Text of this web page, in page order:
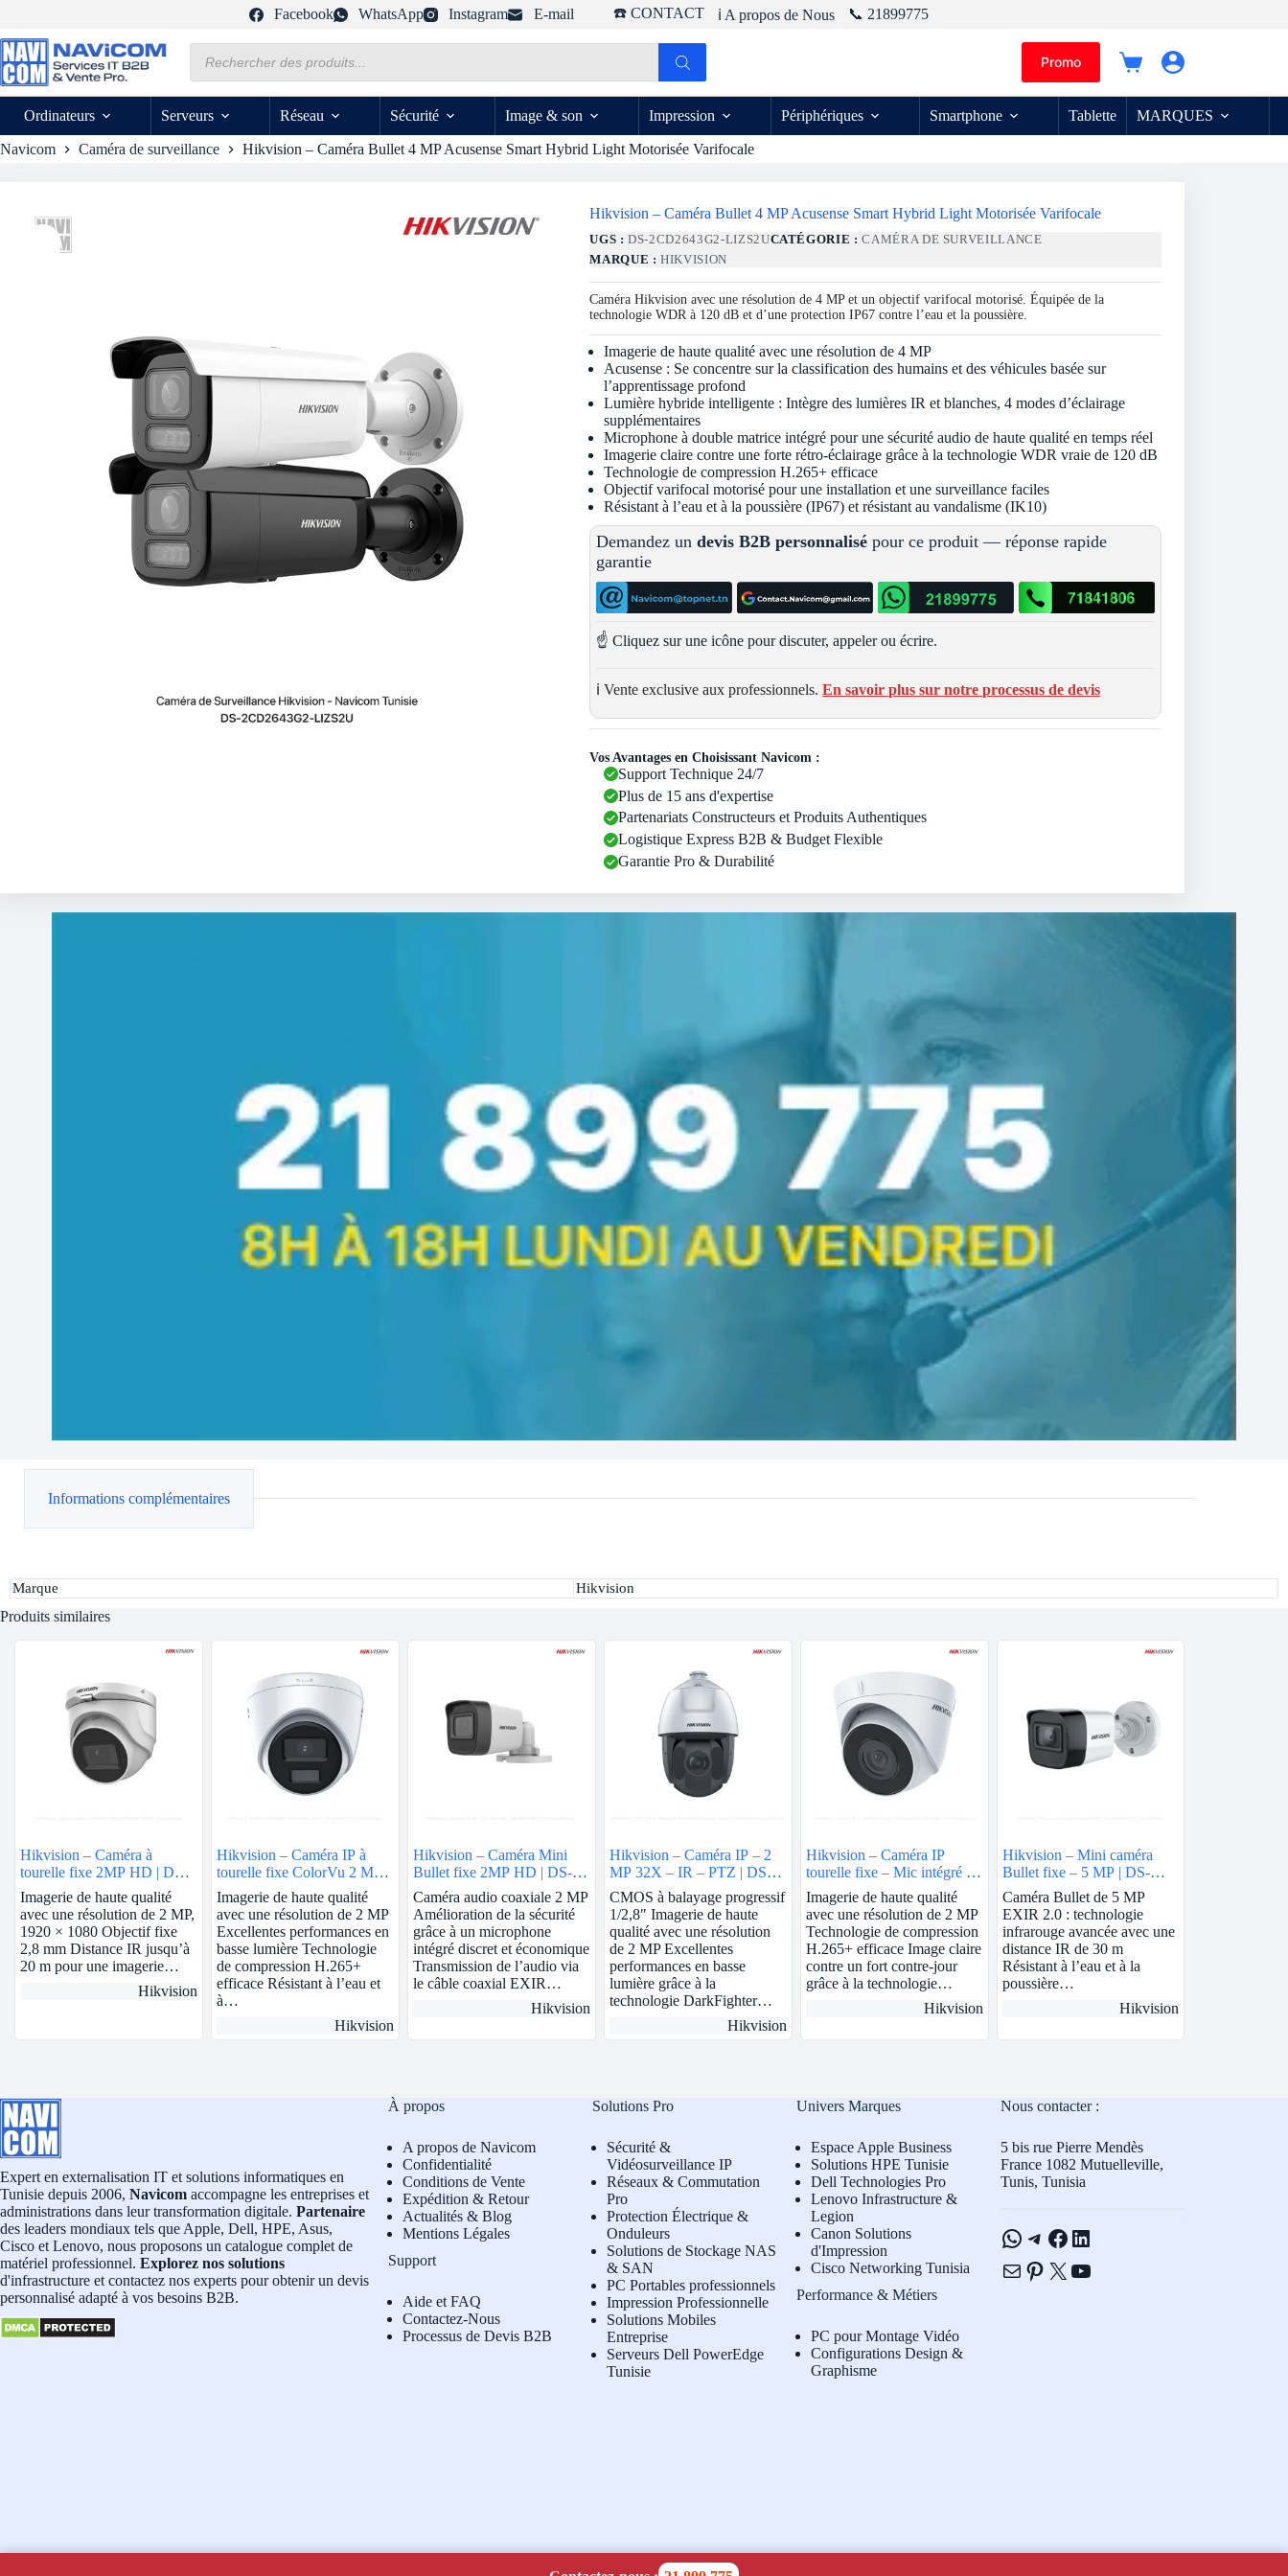
contenu
Facebook WhatsApp Instagram E-mail ☎️ CONTACT ℹ️ A propos de Nous 📞 21899775
produits
Promo
Panier
Ordinateurs
Serveurs Réseau Sécurité Image & son Impression Périphériques Smartphone Tablette MARQUES
Navicom Caméra de surveillance Hikvision – Caméra Bullet 4 MP Acusense Smart Hybrid Light Motorisée Varifocale
Hikvision – Caméra Bullet 4 MP Acusense Smart Hybrid Light Motorisée Varifocale
UGS :DS-2CD2643G2-LIZS2UCATÉGORIE :CAMÉRA DE SURVEILLANCE
MARQUE :HIKVISION
Caméra Hikvision avec une résolution de 4 MP et un objectif varifocal motorisé. Équipée de la
technologie WDR à 120 dB et d’une protection IP67 contre l’eau et la poussière.
Imagerie de haute qualité avec une résolution de 4 MP
Acusense : Se concentre sur la classification des humains et des véhicules basée sur
l’apprentissage profond
Lumière hybride intelligente : Intègre des lumières IR et blanches, 4 modes d’éclairage
supplémentaires
Microphone à double matrice intégré pour une sécurité audio de haute qualité en temps réel
Imagerie claire contre une forte rétro-éclairage grâce à la technologie WDR vraie de 120 dB
Technologie de compression H.265+ efficace
Objectif varifocal motorisé pour une installation et une surveillance faciles
Résistant à l’eau et à la poussière (IP67) et résistant au vandalisme (IK10)
Demandez undevis B2B personnalisé pour ce produit — réponse rapide
garantie
☝️ Cliquez sur une icône pour discuter, appeler ou écrire.
ℹ️ Vente exclusive aux professionnels.En savoir plus sur notre processus de devis
Vos Avantages en Choisissant Navicom :
Support Technique 24/7
Plus de 15 ans d'expertise
Partenariats Constructeurs et Produits Authentiques
Logistique Express B2B & Budget Flexible
Garantie Pro & Durabilité
Informations complémentaires
Marque Hikvision
Produits similaires
Hikvision – Caméra à
tourelle fixe 2MP HD | DS-
2CE76D0T-EXIMF
Imagerie de haute qualité
avec une résolution de 2 MP,
1920 × 1080 Objectif fixe
2,8 mm Distance IR jusqu’à
20 m pour une imagerie…
Hikvision
Hikvision – Caméra IP à
tourelle fixe ColorVu 2 MP |
2.8mm | DS-2CD1327G0-L
Imagerie de haute qualité
avec une résolution de 2 MP
Excellentes performances en
basse lumière Technologie
de compression H.265+
efficace Résistant à l’eau et
à…
Hikvision
Hikvision – Caméra Mini
Bullet fixe 2MP HD | DS-
2CE16D0T-ITF
Caméra audio coaxiale 2 MP
Amélioration de la sécurité
grâce à un microphone
intégré discret et économique
Transmission de l’audio via
le câble coaxial EXIR…
Hikvision
Hikvision – Caméra IP – 2
MP 32X – IR – PTZ | DS-
2DE5232IW-AE
CMOS à balayage progressif
1/2,8″ Imagerie de haute
qualité avec une résolution
de 2 MP Excellentes
performances en basse
lumière grâce à la
technologie DarkFighter…
Hikvision
Hikvision – Caméra IP
tourelle fixe – Mic intégré | 2
MP | 2.8mm | DS-
2CD1323G0-IUF
Imagerie de haute qualité
avec une résolution de 2 MP
Technologie de compression
H.265+ efficace Image claire
contre un fort contre-jour
grâce à la technologie…
Hikvision
Hikvision – Mini caméra
Bullet fixe – 5 MP | DS-
2CE16H0T-ITF
Caméra Bullet de 5 MP
EXIR 2.0 : technologie
infrarouge avancée avec une
distance IR de 30 m
Résistant à l’eau et à la
poussière…
Hikvision
Expert en externalisation IT et solutions informatiques en
Tunisie depuis 2006, Navicom accompagne les entreprises et
administrations dans leur transformation digitale. Partenaire
des leaders mondiaux tels que Apple, Dell, HPE, Asus,
Cisco et Lenovo, nous proposons un catalogue complet de
matériel professionnel. Explorez nos solutions
d'infrastructure et contactez nos experts pour obtenir un devis
personnalisé adapté à vos besoins B2B.
À propos
A propos de Navicom
Confidentialité
Conditions de Vente
Expédition & Retour
Actualités & Blog
Mentions Légales
Support
Aide et FAQ
Contactez-Nous
Processus de Devis B2B
Solutions Pro
Sécurité &
Vidéosurveillance IP
Réseaux & Commutation
Pro
Protection Électrique &
Onduleurs
Solutions de Stockage NAS
& SAN
PC Portables professionnels
Impression Professionnelle
Solutions Mobiles
Entreprise
Serveurs Dell PowerEdge
Tunisie
Univers Marques
Espace Apple Business
Solutions HPE Tunisie
Dell Technologies Pro
Lenovo Infrastructure &
Legion
Canon Solutions
d'Impression
Cisco Networking Tunisia
Performance & Métiers
PC pour Montage Vidéo
Configurations Design &
Graphisme
Nous contacter :
5 bis rue Pierre Mendès
France 1082 Mutuelleville,
Tunis, Tunisia
WhatsApp
Telegram
Facebook
LinkedIn
E-mailPinterest
X YouTube